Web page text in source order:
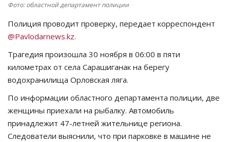
Курултай
Язык
Қазақша Русский
Фото: областной департамент полиции
Полиция проводит проверку, передает корреспондент
@Pavlodarnews.kz.
Трагедия произошла 30 ноября в 06:00 в пяти
километрах от села Сарашиганак на берегу
водохранилища Орловская ляга.
По информации областного департамента полиции, две
женщины приехали на рыбалку. Автомобиль
принадлежит 47-летней жительнице региона.
Следователи выяснили, что при парковке в машине не